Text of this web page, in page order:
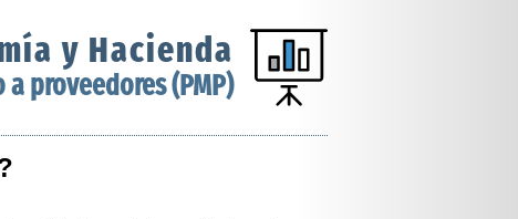
y Hacienda
proveedores (PMP)